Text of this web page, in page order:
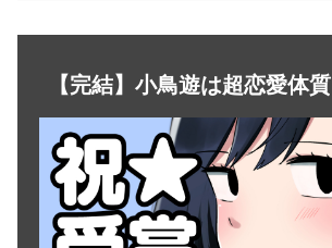
【完結】小鳥遊は超恋愛体質